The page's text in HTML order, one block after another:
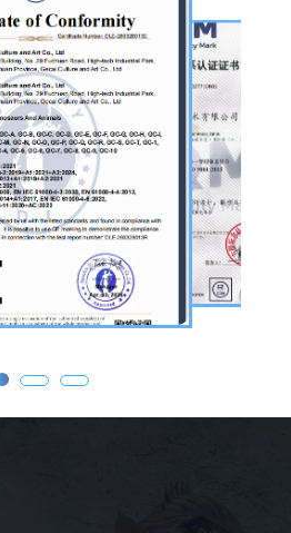
后期运输配送、上门安装
服务，可用于主题乐园、文
、商业广场、大型展会、节
恐龙制作，产品线涵盖静
游乐体验三类。其中，机
动、智能控制技术，可实现
摆尾、行走、呼吸起伏等动
保硅胶材质，还原史前恐
龙、三角龙、剑龙、长颈
，同时支持恐龙化石骨架